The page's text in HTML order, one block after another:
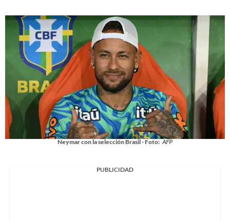
Neymar con la selección Brasil - Foto: AFP
PUBLICIDAD